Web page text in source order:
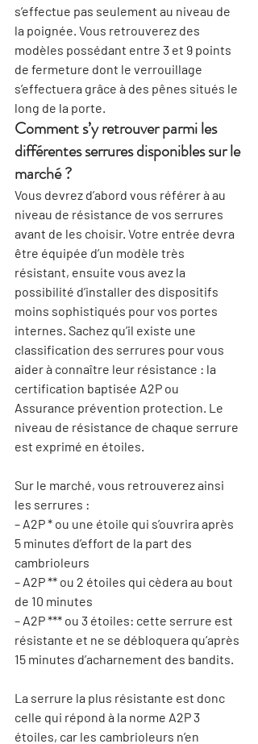
s’effectue pas seulement au niveau de
la poignée. Vous retrouverez des
modèles possédant entre 3 et 9 points
de fermeture dont le verrouillage
s’effectuera grâce à des pênes situés le
long de la porte.
Comment s’y retrouver parmi les
différentes serrures disponibles sur le
marché ?
Vous devrez d’abord vous référer à au
niveau de résistance de vos serrures
avant de les choisir. Votre entrée devra
être équipée d’un modèle très
résistant, ensuite vous avez la
possibilité d’installer des dispositifs
moins sophistiqués pour vos portes
internes. Sachez qu’il existe une
classification des serrures pour vous
aider à connaître leur résistance : la
certification baptisée A2P ou
Assurance prévention protection. Le
niveau de résistance de chaque serrure
Sur le marché, vous retrouverez ainsi
les serrures :
– A2P * ou une étoile qui s’ouvrira après
5 minutes d’effort de la part des
cambrioleurs
– A2P ** ou 2 étoiles qui cèdera au bout
de 10 minutes
– A2P *** ou 3 étoiles: cette serrure est
résistante et ne se débloquera qu’après
La serrure la plus résistante est donc
celle qui répond à la norme A2P 3
étoiles, car les cambrioleurs n’en